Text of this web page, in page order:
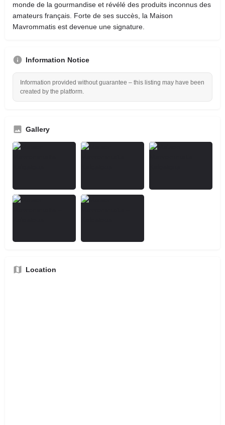
monde de la gourmandise et révélé des produits inconnus des
amateurs français. Forte de ses succès, la Maison
Mavrommatis est devenue une signature.
Information Notice
Information provided without guarantee – this listing may have been
created by the platform.
Gallery
Location